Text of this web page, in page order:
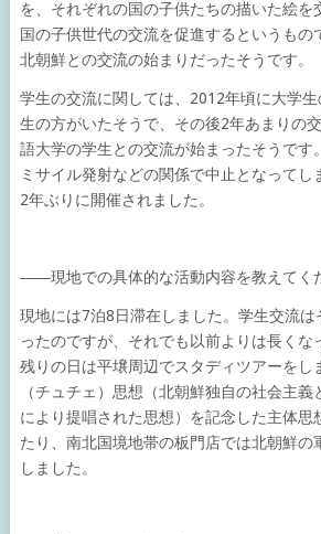
を、それぞれの国の子供たちの描いた絵を
国の子供世代の交流を促進するというもの
北朝鮮との交流の始まりだったそうです。
学生の交流に関しては、2012年頃に大学
生の方がいたそうで、その後2年あまりの
語大学の学生との交流が始まったそうです
ミサイル発射などの関係で中止となってし
2年ぶりに開催されました。
――現地での具体的な活動内容を教えてく
現地には7泊8日滞在しました。学生交流
ったのですが、それでも以前よりは長くな
残りの日は平壌周辺でスタディツアーをし
（チュチェ）思想（北朝鮮独自の社会主
により提唱された思想）を記念した主体思
たり、南北国境地帯の板門店では北朝鮮の
しました。